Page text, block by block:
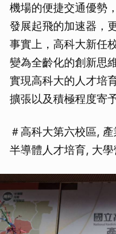
機場的便捷交通優勢
發展起飛的加速器，
事實上，高科大新任
變為全齡化的創新思
實現高科大的人才培
擴張以及積極程度寄
＃高科大第六校區,
半導體人才培育, 大學